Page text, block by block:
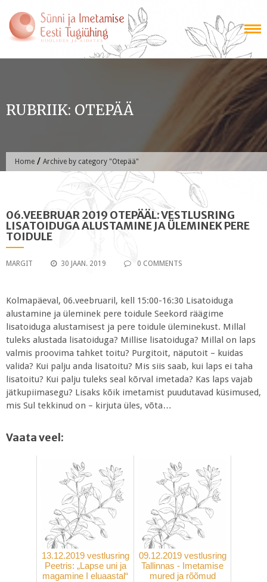
content
RUBRIIK: OTEPÄÄ
Home / Archive by category "Otepää"
06.VEEBRUAR 2019 OTEPÄÄL: VESTLUSRING
LISATOIDUGA ALUSTAMINE JA ÜLEMINEK PERE
TOIDULE
MARGIT 30 JAAN. 2019 0 COMMENTS
Kolmapäeval, 06.veebruaril, kell 15:00-16:30 Lisatoiduga
alustamine ja üleminek pere toidule Seekord räägime
lisatoiduga alustamisest ja pere toidule üleminekust. Millal
tuleks alustada lisatoiduga? Millise lisatoiduga? Millal on laps
valmis proovima tahket toitu? Purgitoit, näputoit – kuidas
valida? Kui palju anda lisatoitu? Mis siis saab, kui laps ei taha
lisatoitu? Kui palju tuleks seal kõrval imetada? Kas laps vajab
jätkupiimasegu? Lisaks kõik imetamist puudutavad küsimused,
mis Sul tekkinud on – kirjuta üles, võta…
Vaata veel:
13.12.2019 vestlusring
Peetris: „Lapse uni ja
magamine I eluaastal“
09.12.2019 vestlusring
Tallinnas - Imetamise
mured ja rõõmud